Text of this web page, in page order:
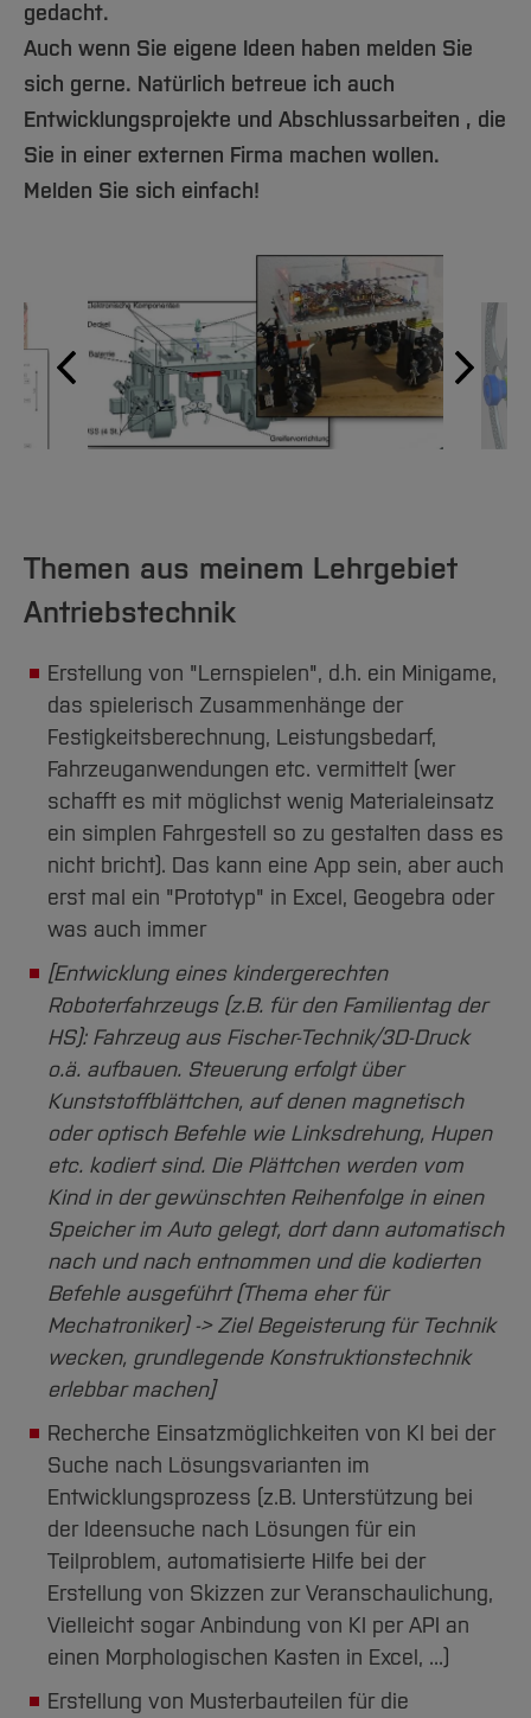
Arbeiten im FB G
Forschung und Projekte
International
Team
Service
Studiengänge
Studieninteressierte
Aktuelles
Studium
Fachgruppen
Forschung und Entwicklung
International
Amtliche Bekanntmachungen
Notfall-Infos
BO Shop
Familiengerechte Hochschule
Gleichstellung
Diskriminierungsfreie Hochschule
Vertretungen
Wahlen
Hochschulbibliothek
Hochschulkommunikation
International Office
Medienzentrum
qed-Stiftung
gedacht.
Auch wenn Sie eigene Ideen haben melden Sie
sich gerne. Natürlich betreue ich auch
Entwicklungsprojekte und Abschlussarbeiten , die
Sie in einer externen Firma machen wollen.
Melden Sie sich einfach!
Themen aus meinem Lehrgebiet
Antriebstechnik
Erstellung von "Lernspielen", d.h. ein Minigame,
das spielerisch Zusammenhänge der
Festigkeitsberechnung, Leistungsbedarf,
Fahrzeuganwendungen etc. vermittelt (wer
schafft es mit möglichst wenig Materialeinsatz
ein simplen Fahrgestell so zu gestalten dass es
nicht bricht). Das kann eine App sein, aber auch
erst mal ein "Prototyp" in Excel, Geogebra oder
was auch immer
[Entwicklung eines kindergerechten
Roboterfahrzeugs (z.B. für den Familientag der
HS): Fahrzeug aus Fischer-Technik/3D-Druck
o.ä. aufbauen. Steuerung erfolgt über
Kunststoffblättchen, auf denen magnetisch
oder optisch Befehle wie Linksdrehung, Hupen
etc. kodiert sind. Die Plättchen werden vom
Kind in der gewünschten Reihenfolge in einen
Speicher im Auto gelegt, dort dann automatisch
nach und nach entnommen und die kodierten
Befehle ausgeführt (Thema eher für
Mechatroniker) -> Ziel Begeisterung für Technik
wecken, grundlegende Konstruktionstechnik
erlebbar machen]
Recherche Einsatzmöglichkeiten von KI bei der
Suche nach Lösungsvarianten im
Entwicklungsprozess (z.B. Unterstützung bei
der Ideensuche nach Lösungen für ein
Teilproblem, automatisierte Hilfe bei der
Erstellung von Skizzen zur Veranschaulichung,
Vielleicht sogar Anbindung von KI per API an
einen Morphologischen Kasten in Excel, ...)
Erstellung von Musterbauteilen für die